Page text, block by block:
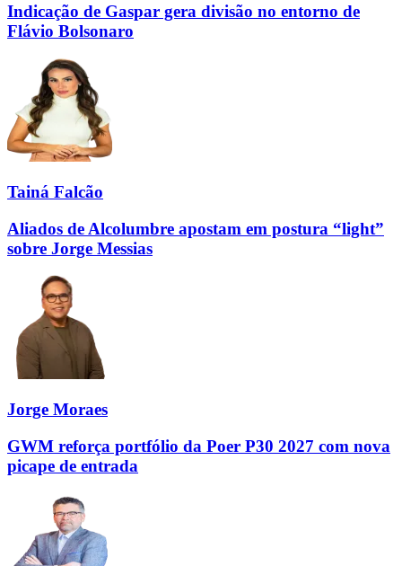
Indicação de Gaspar gera divisão no entorno de
Flávio Bolsonaro
Tainá Falcão
Aliados de Alcolumbre apostam em postura “light”
sobre Jorge Messias
Jorge Moraes
GWM reforça portfólio da Poer P30 2027 com nova
picape de entrada